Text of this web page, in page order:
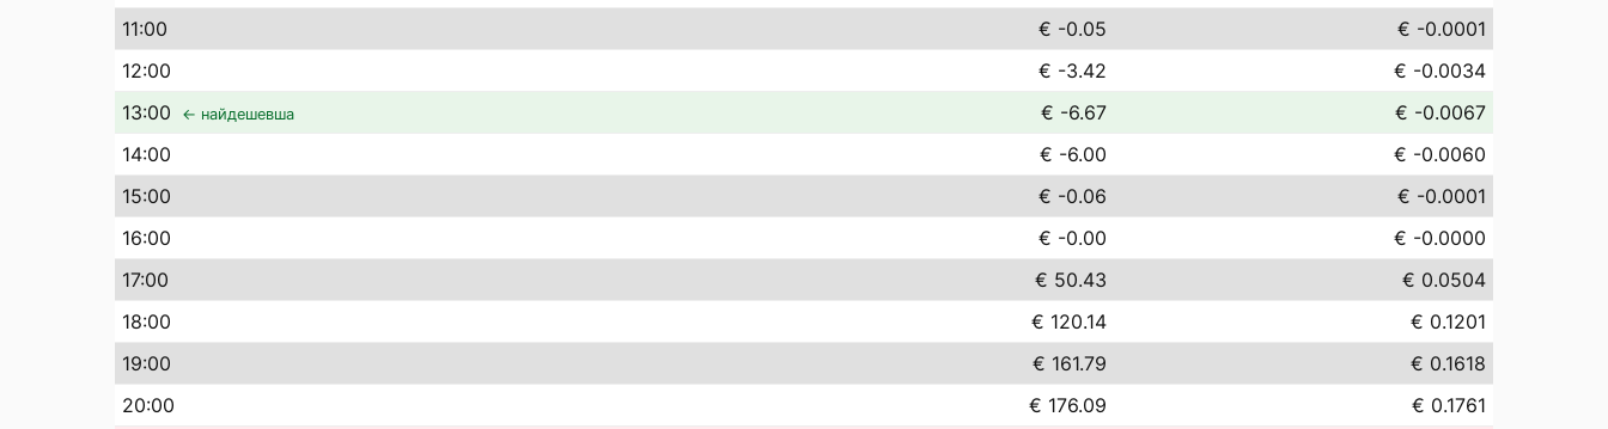
11:00 € -0.05
€ -0.0001
12:00 € -3.42
€ -0.0034
13:00 ← найдешевша € -6.67
€ -0.0067
14:00 € -6.00
€ -0.0060
15:00 € -0.06
€ -0.0001
16:00 € -0.00
€ -0.0000
17:00 € 50.43
€ 0.0504
18:00 € 120.14
€ 0.1201
19:00 € 161.79
€ 0.1618
20:00 € 176.09
€ 0.1761